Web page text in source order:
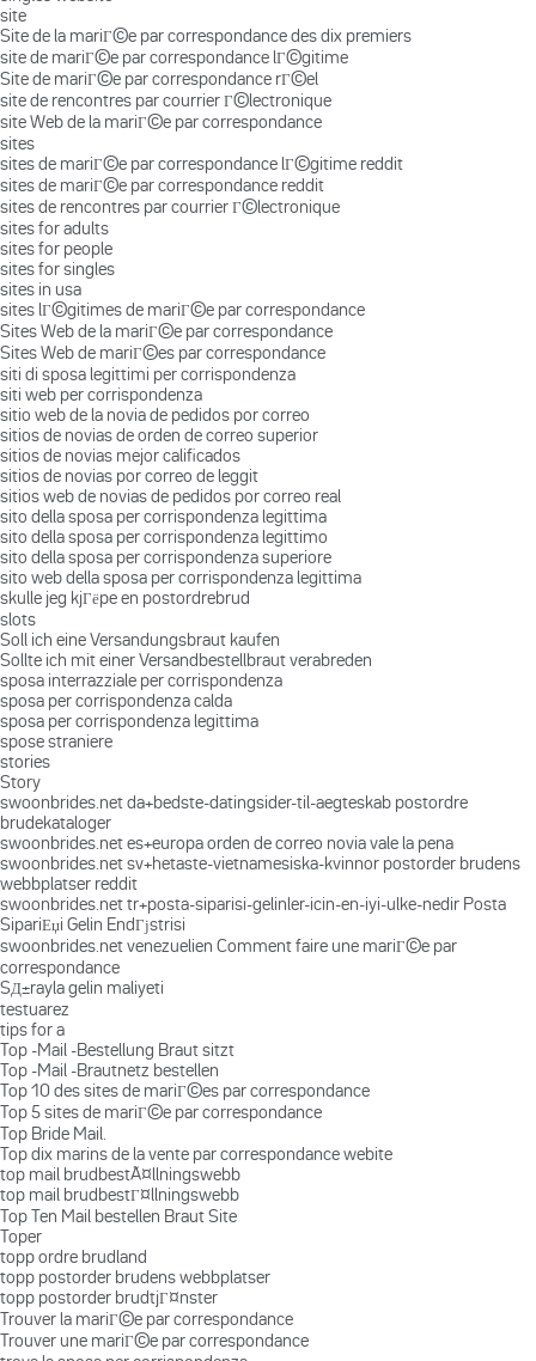
site
Site de la mariГ©e par correspondance des dix premiers
site de mariГ©e par correspondance lГ©gitime
Site de mariГ©e par correspondance rГ©el
site de rencontres par courrier Г©lectronique
site Web de la mariГ©e par correspondance
sites
sites de mariГ©e par correspondance lГ©gitime reddit
sites de mariГ©e par correspondance reddit
sites de rencontres par courrier Г©lectronique
sites for adults
sites for people
sites for singles
sites in usa
sites lГ©gitimes de mariГ©e par correspondance
Sites Web de la mariГ©e par correspondance
Sites Web de mariГ©es par correspondance
siti di sposa legittimi per corrispondenza
siti web per corrispondenza
sitio web de la novia de pedidos por correo
sitios de novias de orden de correo superior
sitios de novias mejor calificados
sitios de novias por correo de leggit
sitios web de novias de pedidos por correo real
sito della sposa per corrispondenza legittima
sito della sposa per corrispondenza legittimo
sito della sposa per corrispondenza superiore
sito web della sposa per corrispondenza legittima
skulle jeg kjГёpe en postordrebrud
slots
Soll ich eine Versandungsbraut kaufen
Sollte ich mit einer Versandbestellbraut verabreden
sposa interrazziale per corrispondenza
sposa per corrispondenza calda
sposa per corrispondenza legittima
spose straniere
stories
Story
swoonbrides.net da+bedste-datingsider-til-aegteskab postordre
brudekataloger
swoonbrides.net es+europa orden de correo novia vale la pena
swoonbrides.net sv+hetaste-vietnamesiska-kvinnor postorder brudens
webbplatser reddit
swoonbrides.net tr+posta-siparisi-gelinler-icin-en-iyi-ulke-nedir Posta
SipariЕџi Gelin EndГјstrisi
swoonbrides.net venezuelien Comment faire une mariГ©e par
correspondance
SД±rayla gelin maliyeti
testuarez
tips for a
Top -Mail -Bestellung Braut sitzt
Top -Mail -Brautnetz bestellen
Top 10 des sites de mariГ©es par correspondance
Top 5 sites de mariГ©e par correspondance
Top Bride Mail.
Top dix marins de la vente par correspondance webite
top mail brudbestÃ¤llningswebb
top mail brudbestГ¤llningswebb
Top Ten Mail bestellen Braut Site
Toper
topp ordre brudland
topp postorder brudens webbplatser
topp postorder brudtjГ¤nster
Trouver la mariГ©e par correspondance
Trouver une mariГ©e par correspondance